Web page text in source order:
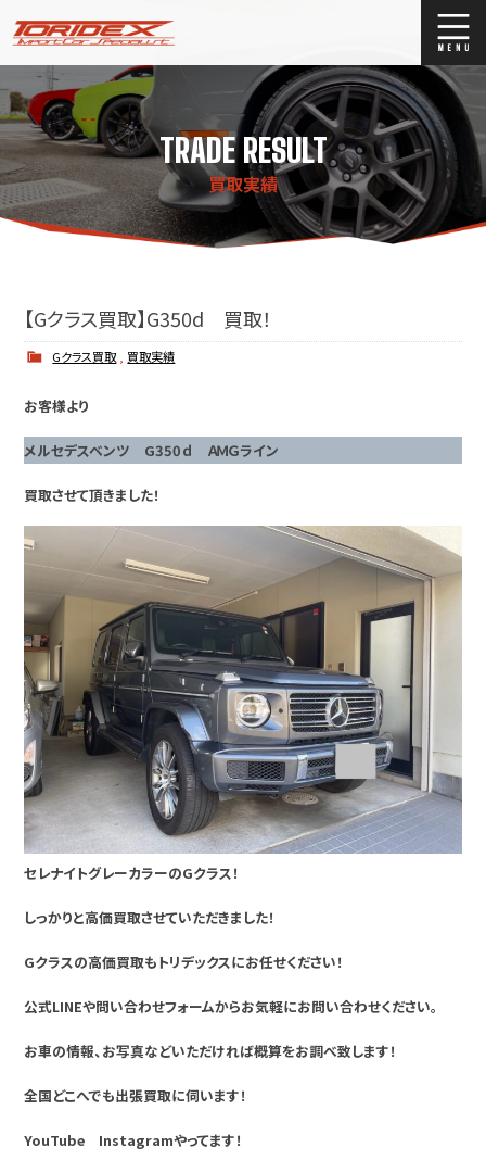
ブログ
Stock list
ストックリスト
買取
TRADE RESULT
買取実績
【Gクラス買取】G350d 買取！
Gクラス買取 買取実績
お客様より
メルセデスベンツ G350ｄ ＡＭＧライン
買取させて頂きました！
セレナイトグレーカラーのGクラス！
しっかりと高価買取させていただきました！
Gクラスの高価買取もトリデックスにお任せください！
公式LINEや問い合わせフォームからお気軽にお問い合わせください。
お車の情報、お写真などいただければ概算をお調べ致します！
全国どこへでも出張買取に伺います！
YouTube Instagramやってます！